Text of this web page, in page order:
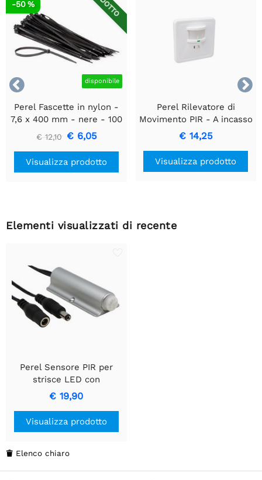

 disponibile
-50 %
Perel Fascette in nylon -
7,6 x 400 mm - nere - 100
pz
€ 12,10 € 6,05
Visualizza prodotto
Perel Rilevatore di
Movimento PIR - A incasso
con Rilevamento
Movimento & Design
Incassato
€ 14,25
Visualizza prodotto
Elementi visualizzati di recente
Perel Sensore PIR per
strisce LED con
attivazione automatica
€ 19,90
Visualizza prodotto
 Elenco chiaro